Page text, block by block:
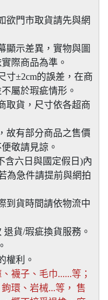
欲門市取貨請先與網
顯示差異，實物與圖
際商品為準。
寸±2cm的誤差，在商
屬於瑕疵情形。
取貨，尺寸依各超商
故有部分商品之售價
敬請見諒。
含六日與國定假日)內
為急件請提前與網拍
到貨時間請依物流中
貨/瑕疵換貨服務。
權利。
襪子、毛巾......等；
環、岩械...等， 售